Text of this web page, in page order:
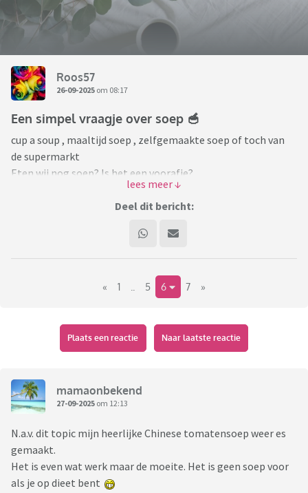
Roos57
26-09-2025 om 08:17
Een simpel vraagje over soep 🥣
cup a soup , maaltijd soep , zelfgemaakte soep of toch van
de supermarkt
Eten wij nog soep? Is het een voorafje?
Deel dit bericht:
« 1 5 6 7 »
Plaats een reactie Naar laatste reactie
mamaonbekend
27-09-2025 om 12:13
N.a.v. dit topic mijn heerlijke Chinese tomatensoep weer es
gemaakt.
Het is even wat werk maar de moeite. Het is geen soep voor
als je op dieet bent